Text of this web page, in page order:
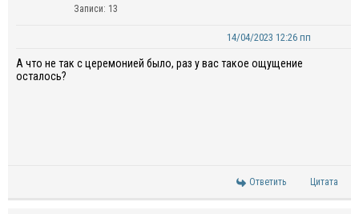
Записи: 13
14/04/2023 12:26 пп
А что не так с церемонией было, раз у вас такое ощущение
осталось?
Ответить Цитата